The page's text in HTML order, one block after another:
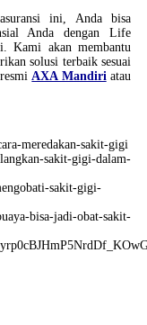
ini, Anda bisa
Anda dengan Life
Kami akan membantu
solusi terbaik sesuai
resmiAXA Mandiriatau
meredakan-sakit-gigi
sakit-gigi-dalam-
sakit-gigi-
bisa-jadi-obat-sakit-